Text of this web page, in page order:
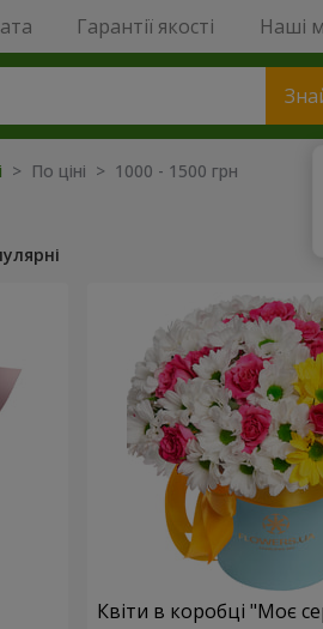
Гарантії якості Наші
> По ціні > 1000 - 1500 грн
Квіти в коробці "Моє